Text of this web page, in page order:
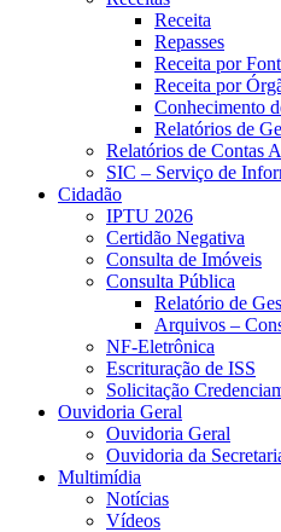
Receita
Repasses
Receita por
Receita por
Conhecimento
Relatórios de
Relatórios de Contas
SIC – Serviço de
Cidadão
IPTU 2026
Certidão Negativa
Consulta de Imóveis
Consulta Pública
Relatório de
Arquivos –
NF-Eletrônica
Escrituração de ISS
Solicitação
Ouvidoria Geral
Ouvidoria Geral
Ouvidoria da
Multimídia
Notícias
Vídeos